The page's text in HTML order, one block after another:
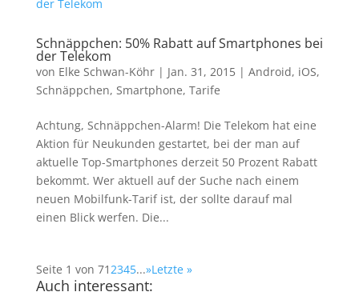
Schnäppchen: 50% Rabatt auf Smartphones bei
der Telekom
von Elke Schwan-Köhr| Jan. 31, 2015| Android, iOS,
Schnäppchen, Smartphone, Tarife
Achtung, Schnäppchen-Alarm! Die Telekom hat eine
Aktion für Neukunden gestartet, bei der man auf
aktuelle Top-Smartphones derzeit 50 Prozent Rabatt
bekommt. Wer aktuell auf der Suche nach einem
neuen Mobilfunk-Tarif ist, der sollte darauf mal
einen Blick werfen. Die...
Seite 1 von 712345...»Letzte »
Auch interessant: